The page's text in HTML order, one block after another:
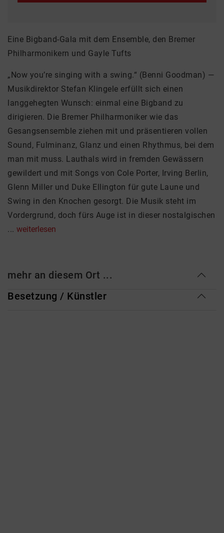
Eine Bigband-Gala mit dem Ensemble, den Bremer
Philharmonikern und Gayle Tufts
„Now you’re singing with a swing.“ (Benni Goodman) —
Musikdirektor ­Stefan Klingele erfüllt sich einen
langgehegten Wunsch: einmal eine Bigband zu
dirigieren. Die Bremer Philharmoniker wie das
Gesangsensemble ziehen mit und präsentieren vollen
Sound, Fulminanz, Glanz und einen Rhythmus, bei dem
man mit muss. Lauthals wird in fremden Gewässern
gewildert und mit Songs von Cole Porter, Irving Berlin,
Glenn Miller und Duke Ellington für gute Laune und
Swing in den Knochen gesorgt. Die Musik steht im
Vordergrund, doch fürs Auge ist in dieser nostalgischen
... weiterlesen
mehr an diesem Ort ...
Besetzung / Künstler